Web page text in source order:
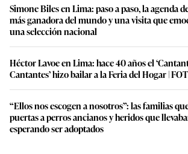
Simone Biles en Lima: paso a paso, la agenda
más ganadora del mundo y una visita que
una selección nacional
Héctor Lavoe en Lima: hace 40 años el
Cantantes’ hizo bailar a la Feria del Hogar |
“Ellos nos escogen a nosotros”: las familias
puertas a perros ancianos y heridos que
esperando ser adoptados